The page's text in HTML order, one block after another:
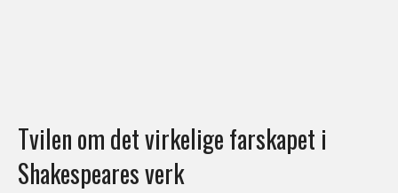
Tvilen om det virkelige farskapet i
Shakespeares verk